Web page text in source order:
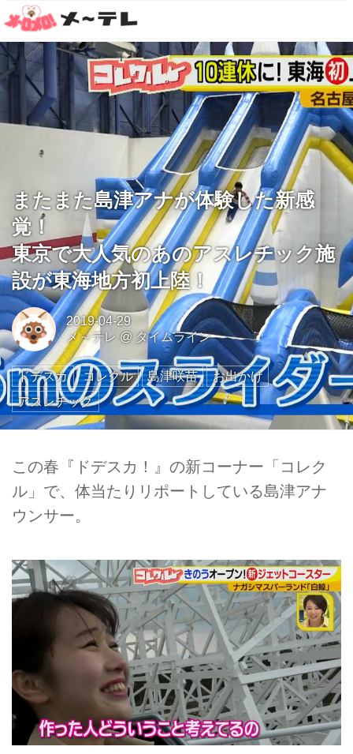
またまた島津アナが体験した新感
覚！
東京で大人気のあのアスレチック施
設が東海地方初上陸！
2019-04-29
メ～テレ @ タイムライン
ドデスカ コレクル 島津咲苗
お出かけ
アスレチック
この春『ドデスカ！』の新コーナー「コレク
ル」で、体当たりリポートしている島津アナ
ウンサー。